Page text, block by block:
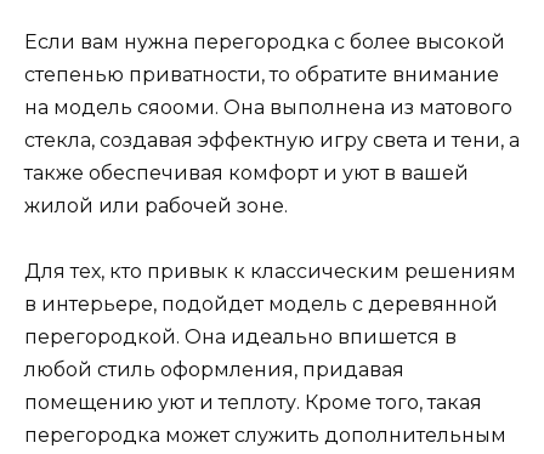
Если вам нужна перегородка с более высокой
степенью приватности, то обратите внимание
на модель сяооми. Она выполнена из матового
стекла, создавая эффектную игру света и тени, а
также обеспечивая комфорт и уют в вашей
жилой или рабочей зоне.
Для тех, кто привык к классическим решениям
в интерьере, подойдет модель с деревянной
перегородкой. Она идеально впишется в
любой стиль оформления, придавая
помещению уют и теплоту. Кроме того, такая
перегородка может служить дополнительным